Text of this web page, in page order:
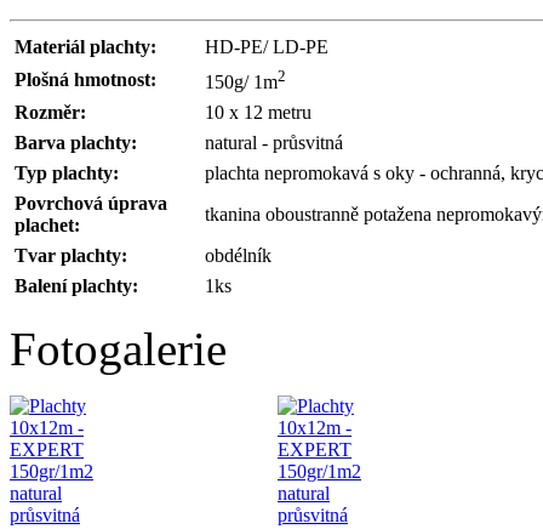
Materiál plachty:
HD-PE/ LD-PE
Plošná hmotnost:
150g/ 1m2
Rozměr:
10 x 12 metru
Barva plachty:
natural - průsvitná
Typ plachty:
plachta nepromokavá s oky - ochranná,
Povrchová úprava
plachet:
tkanina oboustranně potažena
Tvar plachty:
obdélník
Balení plachty:
1ks
Fotogalerie